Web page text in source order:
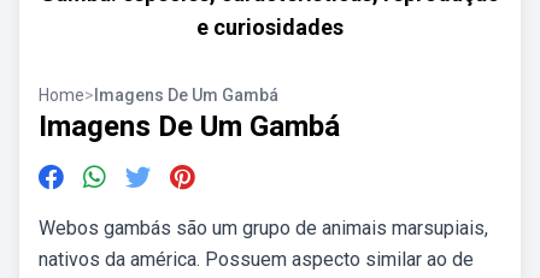
e curiosidades
Home> Imagens De Um Gambá
Imagens De Um Gambá
Webos gambás são um grupo de animais marsupiais,
nativos da américa. Possuem aspecto similar ao de